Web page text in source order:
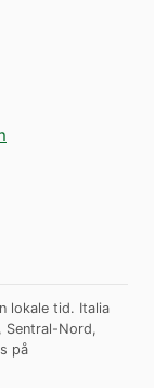
lokale tid. Italia
Sentral-Nord,
på